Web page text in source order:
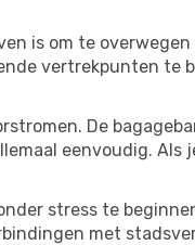
is om te
vertrekpunten te
De
eenvoudig. Als
stress te
met